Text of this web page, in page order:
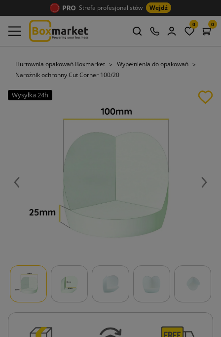
Strefa profesjonalistów Wejdź
0 0
Hurtownia opakowań Boxmarket
Wypełnienia do opakowań
Narożnik ochronny Cut Corner 100/20
Wysyłka 24h
Poprzedni